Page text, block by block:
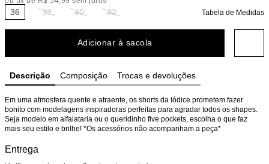
36 38 40 42 Tabela de Medidas
Adicionar à sacola
Descrição Composição Trocas e devoluções
Em uma atmosfera quente e atraente, os shorts da Iódice prometem fazer
bonito com modelagens inspiradoras perfeitas para agradar todos os shapes.
Seja modelo em alfaiataria ou o queridinho five pockets, escolha o que faz
mais seu estilo e brilhe! *Os acessórios não acompanham a peça*
Entrega